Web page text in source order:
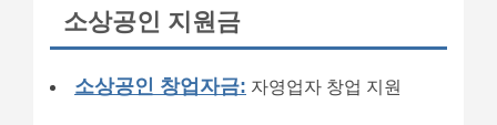
소상공인 지원금
소상공인 창업자금: 자영업자 창업 지원